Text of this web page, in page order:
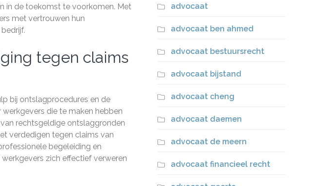
in de toekomst te voorkomen. Met
met vertrouwen hun
tegen claims
bij ontslagprocedures en de
die te maken hebben
rechtsgeldige ontslaggronden
verdedigen tegen claims van
begeleiding en
zich effectief verweren
advocaat
advocaat ben ahmed
advocaat bestuursrecht
advocaat bijstand
advocaat cheng
advocaat daemen
advocaat de meern
advocaat financieel recht